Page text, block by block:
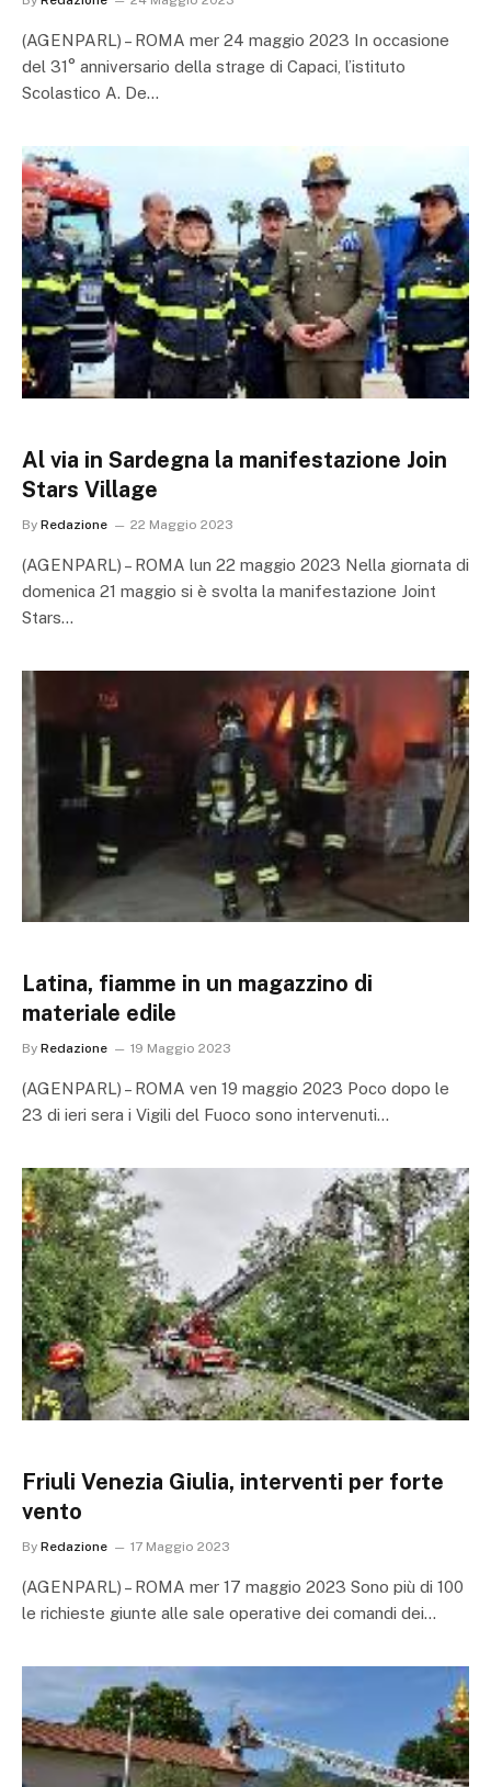
(AGENPARL) – ROMA mer 24 maggio 2023 In occasione
del 31° anniversario della strage di Capaci, l’istituto
Scolastico A. De…
Al via in Sardegna la manifestazione Join
Stars Village
By Redazione 22 Maggio 2023
(AGENPARL) – ROMA lun 22 maggio 2023 Nella giornata di
domenica 21 maggio si è svolta la manifestazione Joint
Stars…
Latina, fiamme in un magazzino di
materiale edile
By Redazione 19 Maggio 2023
(AGENPARL) – ROMA ven 19 maggio 2023 Poco dopo le
23 di ieri sera i Vigili del Fuoco sono intervenuti…
Friuli Venezia Giulia, interventi per forte
vento
By Redazione 17 Maggio 2023
(AGENPARL) – ROMA mer 17 maggio 2023 Sono più di 100
le richieste giunte alle sale operative dei comandi dei…